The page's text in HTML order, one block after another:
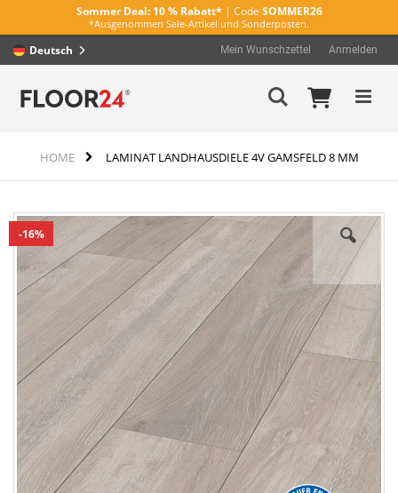
Sommer Deal: 10 % Rabatt* | Code SOMMER26
*Ausgenommen Sale-Artikel und Sonderposten.
Mein
Mein Wunschzettel Anmelden
Suche
HOME LAMINAT LANDHAUSDIELE 4V GAMSFELD 8 MM
Zum
Ende
der
Bildergalerie
springen
16%
Deutsch